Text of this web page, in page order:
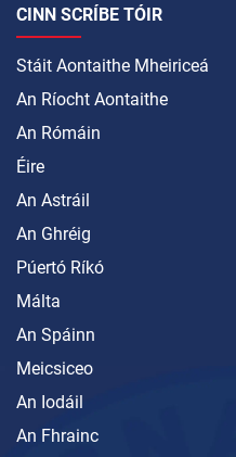
CINN SCRÍBE TÓIR
Stáit Aontaithe Mheiriceá
An Ríocht Aontaithe
An Rómáin
Éire
An Astráil
An Ghréig
Púertó Ríkó
Málta
An Spáinn
Meicsiceo
An Iodáil
An Fhrainc